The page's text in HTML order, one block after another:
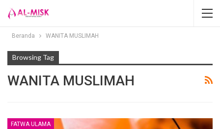
Beranda WANITA MUSLIMAH
Browsing Tag
WANITA MUSLIMAH
FATWA ULAMA